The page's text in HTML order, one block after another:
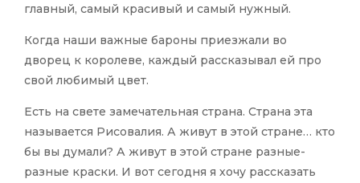
главный, самый красивый и самый нужный.
Когда наши важные бароны приезжали во
дворец к королеве, каждый рассказывал ей про
свой любимый цвет.
Есть на свете замечательная страна. Страна эта
называется Рисовалия. А живут в этой стране… кто
бы вы думали? А живут в этой стране разные-
разные краски. И вот сегодня я хочу рассказать